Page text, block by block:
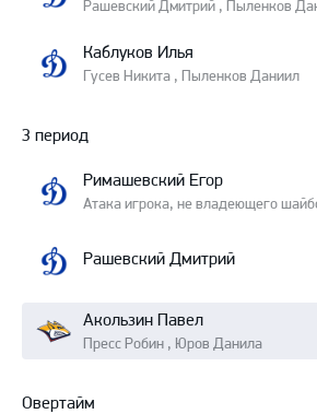
Рашевский Дмитрий , Пыленков
Каблуков Илья
Гусев Никита , Пыленков Даниил
3 период
Римашевский Егор
Атака игрока, не владеющего
Рашевский Дмитрий
Акользин Павел
Пресс Робин , Юров Данила
Овертайм